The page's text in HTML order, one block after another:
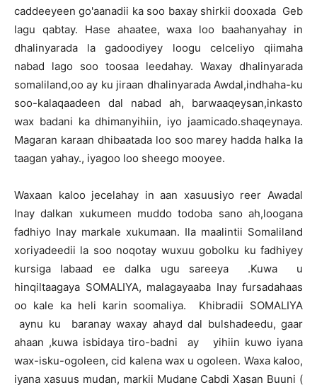
caddeeyeen go'aanadii ka soo baxay shirkii dooxada Geb
lagu qabtay. Hase ahaatee, waxa loo baahanyahay in
dhalinyarada la gadoodiyey loogu celceliyo qiimaha
nabad lago soo toosaa leedahay. Waxay dhalinyarada
somaliland,oo ay ku jiraan dhalinyarada Awdal,indhaha-ku
soo-kalaqaadeen dal nabad ah, barwaaqeysan,inkasto
wax badani ka dhimanyihiin, iyo jaamicado.shaqeynaya.
Magaran karaan dhibaatada loo soo marey hadda halka la
taagan yahay., iyagoo loo sheego mooyee.
Waxaan kaloo jecelahay in aan xasuusiyo reer Awadal
Inay dalkan xukumeen muddo todoba sano ah,loogana
fadhiyo Inay markale xukumaan. Ila maalintii Somaliland
xoriyadeedii la soo noqotay wuxuu gobolku ku fadhiyey
kursiga labaad ee dalka ugu sareeya .Kuwa u
hinqiltaagaya SOMALIYA, malagayaaba Inay fursadahaas
oo kale ka heli karin soomaliya. Khibradii SOMALIYA
aynu ku baranay waxay ahayd dal bulshadeedu, gaar
ahaan ,kuwa isbidaya tiro-badni ay yihiin kuwo iyana
wax-isku-ogoleen, cid kalena wax u ogoleen. Waxa kaloo,
iyana xasuus mudan, markii Mudane Cabdi Xasan Buuni (